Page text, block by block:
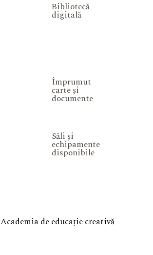
Bibliotecă
digitală
Împrumut
carte și
documente
Săli și
echipamente
disponibile
Academia de educație creativă